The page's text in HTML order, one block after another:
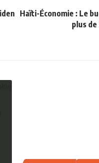
Haïti-Économie : Le
plus